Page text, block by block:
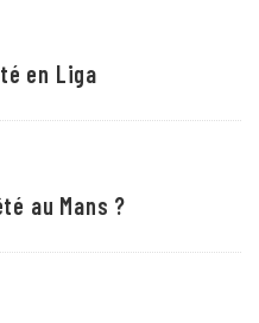
en Liga
au Mans ?